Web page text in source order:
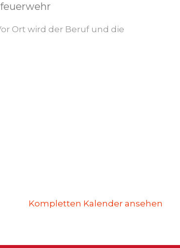
r
Ort wird der Beruf und die
Kompletten Kalender ansehen